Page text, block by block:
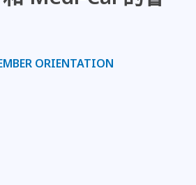
ORIENTATION